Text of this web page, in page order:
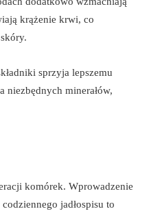
krążenie krwi, co
sprzyja lepszemu
niezbędnych minerałów,
komórek. Wprowadzenie
jadłospisu to